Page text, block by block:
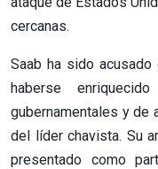
cercanas.
Saab ha sido
haberse
gubernamentales y de
del líder chavista. Su
presentado como